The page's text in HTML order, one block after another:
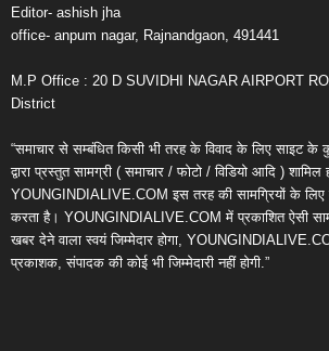
Editor- ashish jha
office- anpum nagar, Rajnandgaon, 491441
M.P Office : 20 D SUVIDHI NAGAR AIRPORT
District
“समाचार से सम्बंधित किसी भी तरह के विवाद के लिए साइट के
द्वारा प्रस्तुत सामग्री ( समाचार / फोटो / विडियो आदि ) शामिल
YOUNGINDIALIVE.COM इस तरह की सामग्रियों के लिए
करता है। YOUNGINDIALIVE.COM में प्रकाशित ऐसी
खबर देने वाला स्वयं जिम्मेदार होगा,
प्रकाशक, संपादक की कोई भी जिम्मेदारी नहीं होगी.”